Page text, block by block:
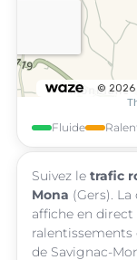
Fluide
Suivez le trafic
Mona (Gers).
affiche en direct
ralentissements
de Savignac-